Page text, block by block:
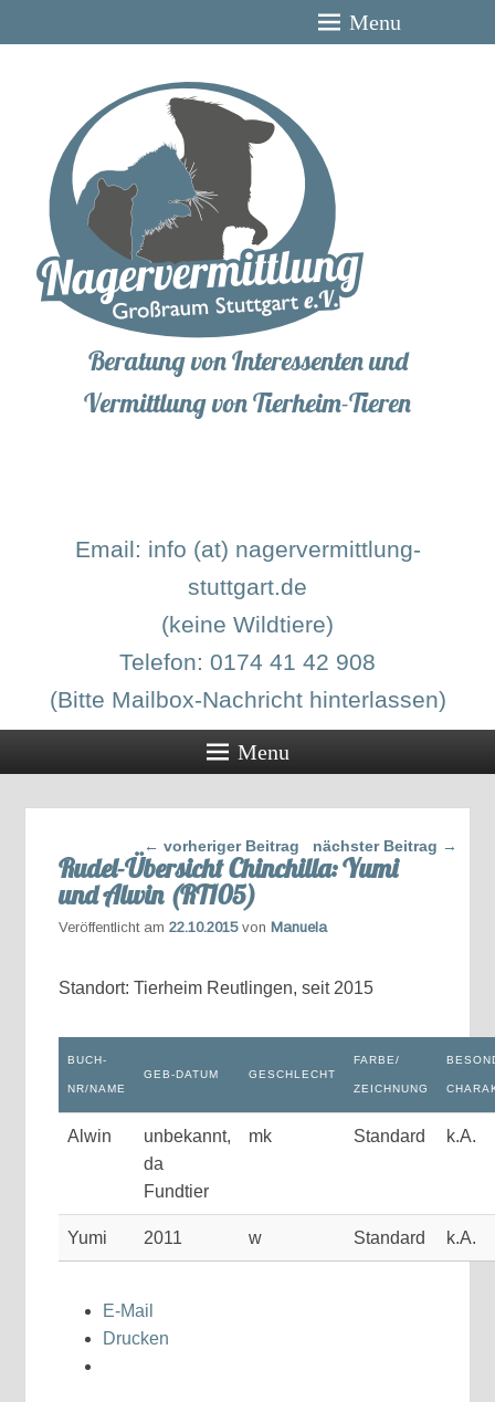
Menu
Beratung von Interessenten und
Vermittlung von Tierheim-Tieren
Email: info (at) nagervermittlung-
stuttgart.de
(keine Wildtiere)
Telefon: 0174 41 42 908
(Bitte Mailbox-Nachricht hinterlassen)
Menu
Beitragsnavigation
← vorheriger Beitrag nächster Beitrag →
Rudel-Übersicht Chinchilla: Yumi
und Alwin (RT105)
Veröffentlicht am22.10.2015 von Manuela
Standort: Tierheim Reutlingen, seit 2015
BUCH-
NR/NAME
GEB-DATUM GESCHLECHT
FARBE/
ZEICHNUNG
Alwin
unbekannt,
da
Fundtier
mk Standard k.A.
Yumi 2011 w Standard k.A.
E-Mail
Drucken